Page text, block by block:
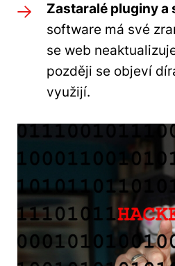
Zastaralé pluginy a
software má své
se web
později se objeví
využijí.